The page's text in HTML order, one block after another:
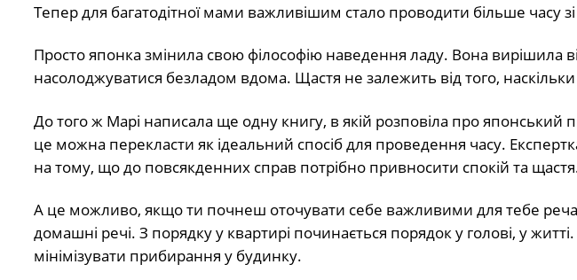
Тепер для багатодітної мами важливішим стало проводити більше часу
Просто японка змінила свою філософію наведення ладу. Вона вирішила
насолоджуватися безладом вдома. Щастя не залежить від того,
До того ж Марі написала ще одну книгу, в якій розповіла про японський
це можна перекласти як ідеальний спосіб для проведення часу.
на тому, що до повсякденних справ потрібно привносити спокій та
А це можливо, якщо ти почнеш оточувати себе важливими для тебе
домашні речі. З порядку у квартирі починається порядок у голові, у
мінімізувати прибирання у будинку.